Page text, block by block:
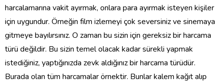
harcalamarına vakit ayırmak, onlara para ayırmak isteyen kişiler
için uygundur. Örneğin film izlemeyi çok seversiniz ve sinemaya
gitmeye bayılırsınız. O zaman bu sizin için gereksiz bir harcama
türü değildir. Bu sizin temel olacak kadar sürekli yapmak
istediğiniz, yaptığınızda zevk aldığınız bir harcama türüdür.
Burada olan tüm harcamalar örnektir. Bunlar kalem kağıt alıp